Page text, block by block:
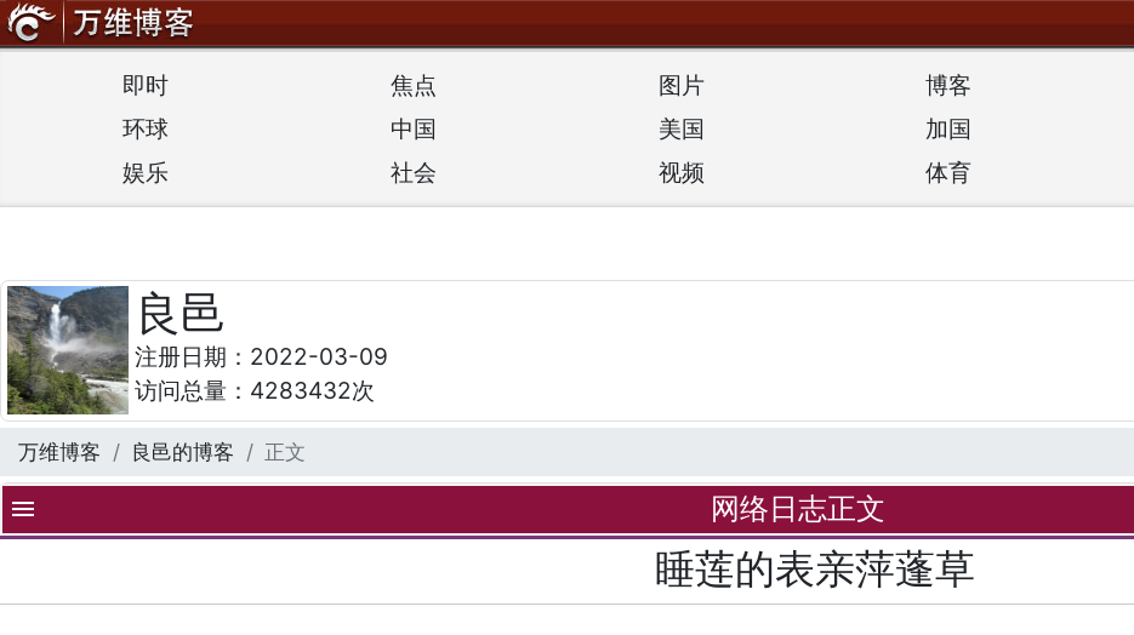
即时 焦点 图片 博客
环球
中国 美国 加国
娱乐
社会 视频 体育
良邑
注册日期：2022-03-09
访问总量：4283432次
万维博客 良邑的博客 正文
menu 网络日志正文
睡莲的表亲萍蓬草